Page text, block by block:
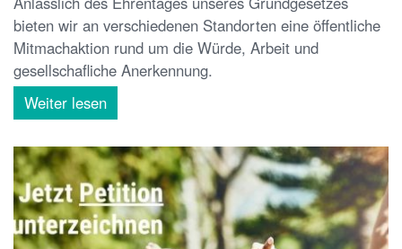
bieten wir an verschiedenen Standorten eine öffentliche
Mitmachaktion rund um die Würde, Arbeit und
gesellschafliche Anerkennung.
Weiter lesen